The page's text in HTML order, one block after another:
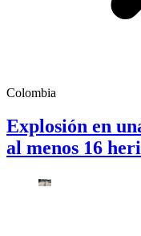
Colombia
Explosión en
al menos 16